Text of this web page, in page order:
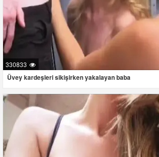
330833
Üvey kardeşleri sikişirken yakalayan baba